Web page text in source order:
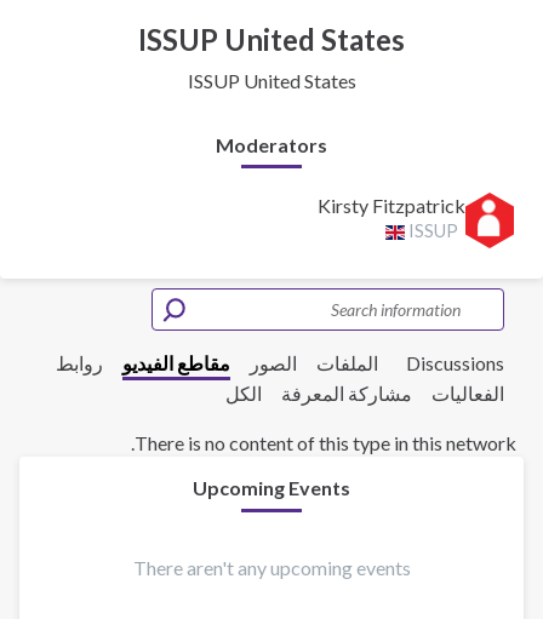
ISSUP United States
ISSUP United States
Moderators
Kirsty Fitzpatrick
ISSUP
Discussions الملفات الصور مقاطع الفيديو
روابط
الفعاليات
مشاركة المعرفة الكل
There is no content of this type in this network.
Upcoming Events
There aren't any upcoming events